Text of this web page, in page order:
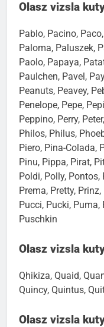
Olasz vizsla
Pablo, Pacino,
Paloma, Paluszek,
Paolo, Papaya,
Paulchen, Pavel,
Peanuts, Peavey,
Penelope, Pepe,
Peppino, Perry,
Philos, Philus,
Piero, Pina-Colada,
Pinu, Pippa, Pirat,
Poldi, Polly, Pontos,
Prema, Pretty,
Pucci, Pucki,
Puschkin
Olasz vizsla
Qhikiza, Quaid,
Quincy, Quintus,
Olasz vizsla